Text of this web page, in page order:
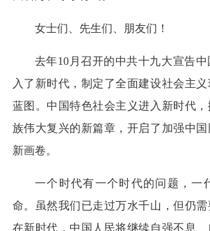
女士们、先生们、朋友们！
去年10月召开的中共十九大宣告
入了新时代，制定了全面建设社会主
蓝图。中国特色社会主义进入新时代
族伟大复兴的新篇章，开启了加强中
新画卷。
一个时代有一个时代的问题，一
命。虽然我们已走过万水千山，但仍需
在新时代，中国人民将继续自强不息